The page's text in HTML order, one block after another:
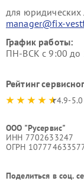
для юридических
manager@fix-
График работы:
ПН-ВСК с 9:00 до
Рейтинг
4.9-5.0
ООО "Русервис"
ИНН 7702633247
ОГРН
Поделиться в соц.